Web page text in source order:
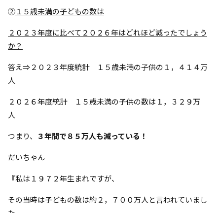
②１５歳未満の子どもの数は
２０２３年度に比べて２０２６年はどれほど減ったでしょう
か？
答え⇒２０２３年度統計 １５歳未満の子供の１，４１４万
人
２０２６年度統計 １５歳未満の子供の数は１，３２９万
人
つまり、
３年間で８５万人も減っている！
だいちゃん
『私は１９７２年生まれですが、
その当時は子どもの数は約２，７００万人と言われていまし